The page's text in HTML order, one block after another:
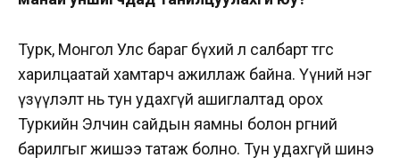
Турк, Монгол Улс бараг бүхий л салбарт төгс
харилцаатай хамтарч ажиллаж байна. Үүний нэг
үзүүлэлт нь тун удахгүй ашиглалтад орох
Туркийн Элчин сайдын яамны болон өргөөний
барилгыг жишээ татаж болно. Тун удахгүй шинэ